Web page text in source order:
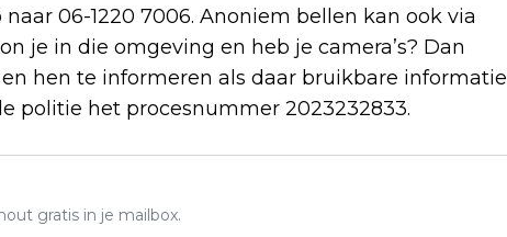
06-1220 7006. Anoniem bellen kan ook via
je in die omgeving en heb je camera’s? Dan
hen te informeren als daar bruikbare informatie
politie het procesnummer 2023232833.
gratis in je mailbox.